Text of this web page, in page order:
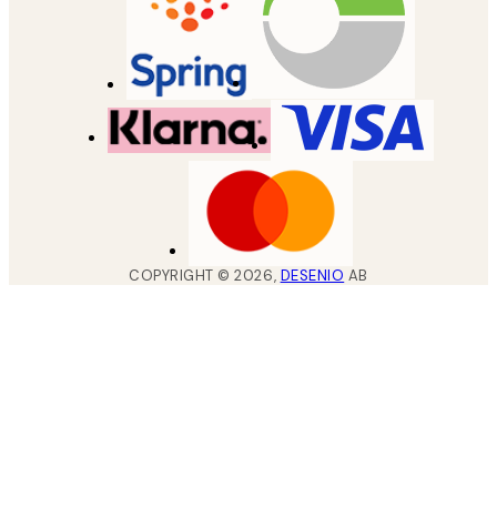
COPYRIGHT ©2026, DESENIO AB